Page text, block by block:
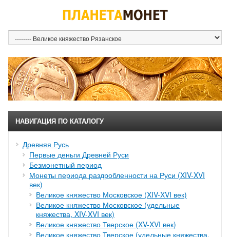
НАВИГАЦИЯ ПО КАТАЛОГУ
Древняя Русь
Первые деньги Древней Руси
Безмонетный период
Монеты периода раздробленности на Руси (XIV-XVI
век)
Великое княжество Московское (XIV-XVI век)
Великое княжество Московское (удельные
княжества, XIV-XVI век)
Великое княжество Тверское (XV-XVI век)
Великое княжество Тверское (удельные княжества,